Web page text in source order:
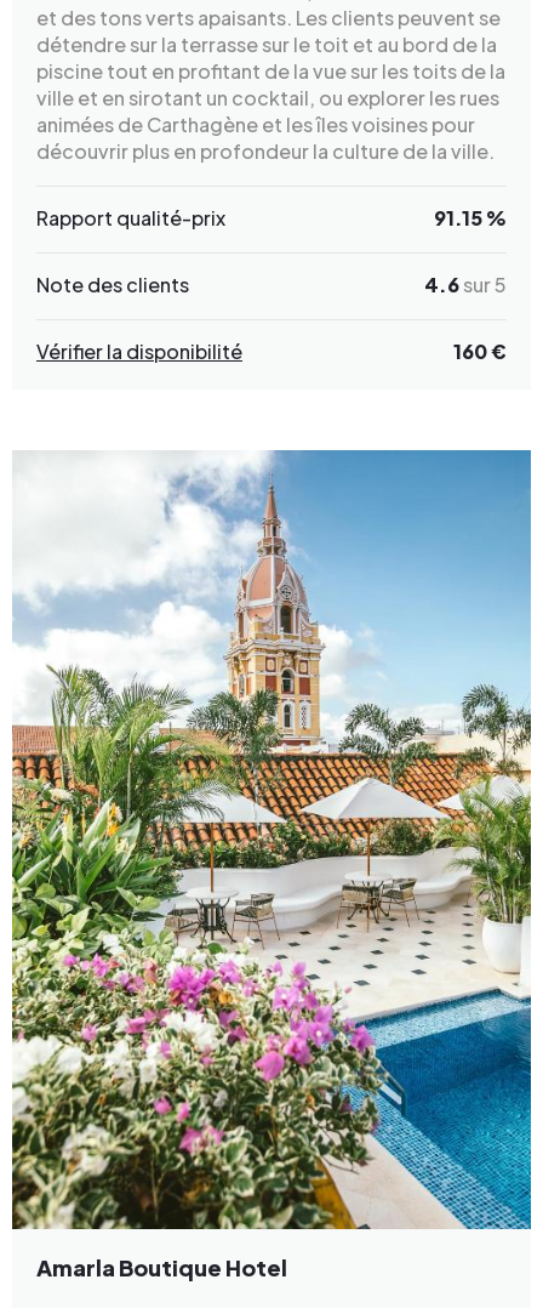
et des tons verts apaisants. Les clients peuvent se
détendre sur la terrasse sur le toit et au bord de la
piscine tout en profitant de la vue sur les toits de la
ville et en sirotant un cocktail, ou explorer les rues
animées de Carthagène et les îles voisines pour
découvrir plus en profondeur la culture de la ville.
Rapport qualité-prix 91.15 %
Note des clients 4.6sur 5
Vérifier la disponibilité 160 €
Amarla Boutique Hotel